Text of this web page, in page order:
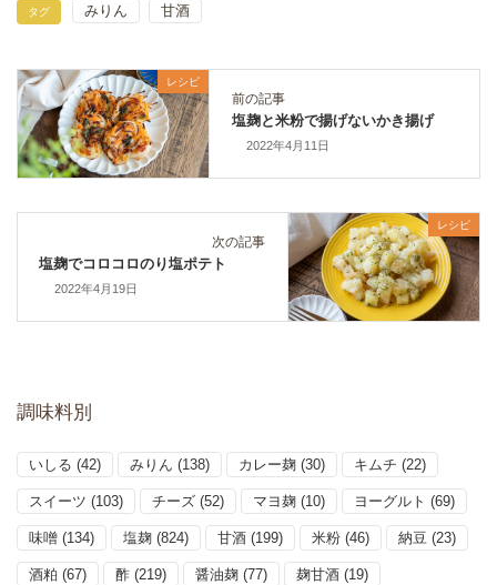
タグ みりん 甘酒
レシピ
前の記事
塩麹と米粉で揚げないかき揚げ
2022年4月11日
レシピ
次の記事
塩麹でコロコロのり塩ポテト
2022年4月19日
調味料別
いしる (42) みりん (138) カレー麹 (30) キムチ (22)
スイーツ (103) チーズ (52) マヨ麹 (10) ヨーグルト (69)
味噌 (134) 塩麹 (824) 甘酒 (199) 米粉 (46) 納豆 (23)
酒粕 (67) 酢 (219) 醤油麹 (77) 麹甘酒 (19)